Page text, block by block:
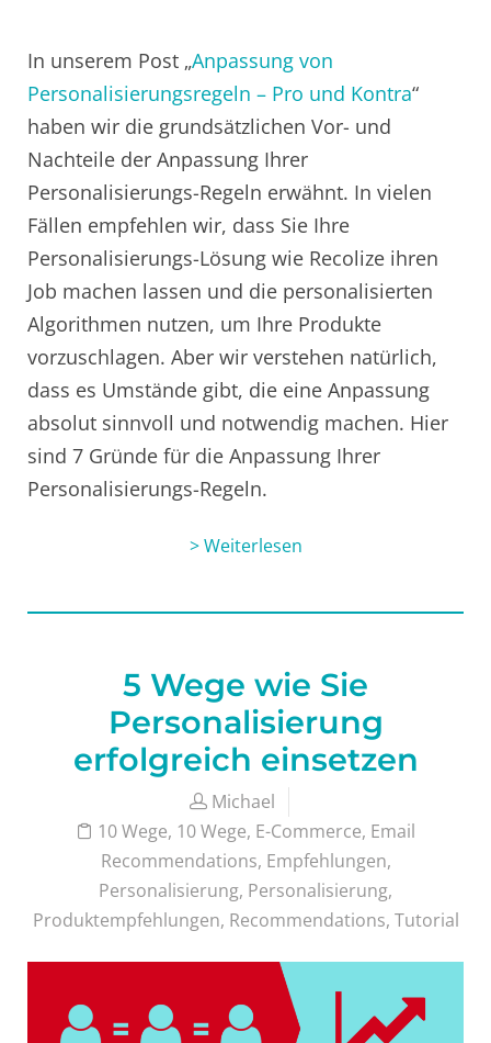
In unserem Post „Anpassung von
Personalisierungsregeln – Pro und Kontra“
haben wir die grundsätzlichen Vor- und
Nachteile der Anpassung Ihrer
Personalisierungs-Regeln erwähnt. In vielen
Fällen empfehlen wir, dass Sie Ihre
Personalisierungs-Lösung wie Recolize ihren
Job machen lassen und die personalisierten
Algorithmen nutzen, um Ihre Produkte
vorzuschlagen. Aber wir verstehen natürlich,
dass es Umstände gibt, die eine Anpassung
absolut sinnvoll und notwendig machen. Hier
sind 7 Gründe für die Anpassung Ihrer
Personalisierungs-Regeln.
> Weiterlesen
5 Wege wie Sie
Personalisierung
erfolgreich einsetzen
Michael
10 Wege, 10 Wege, E-Commerce, Email
Recommendations, Empfehlungen,
Personalisierung, Personalisierung,
Produktempfehlungen, Recommendations, Tutorial